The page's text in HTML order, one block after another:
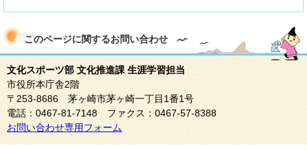
このページに関するお問い合わせ
文化スポーツ部 文化推進課 生涯学習担当
市役所本庁舎2階
〒253-8686 茅ヶ崎市茅ヶ崎一丁目1番1号
電話：0467-81-7148 ファクス：0467-57-8388
お問い合わせ専用フォーム